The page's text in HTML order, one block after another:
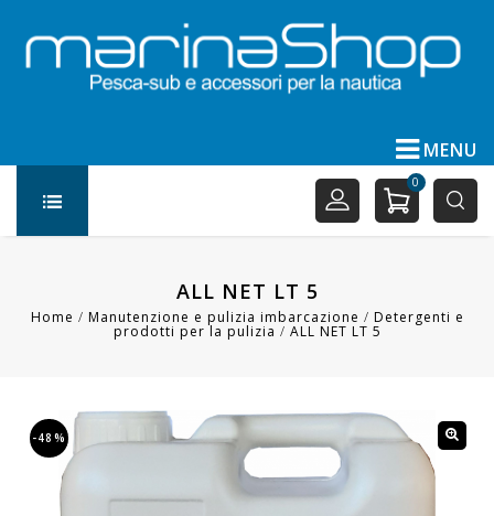
MENU
0
ALL NET LT 5
Home / Manutenzione e pulizia imbarcazione / Detergenti e
prodotti per la pulizia / ALL NET LT 5
-48%